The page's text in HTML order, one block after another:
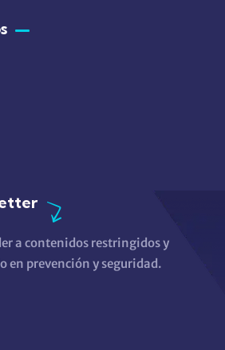
a contenidos restringidos y
en prevención y seguridad.